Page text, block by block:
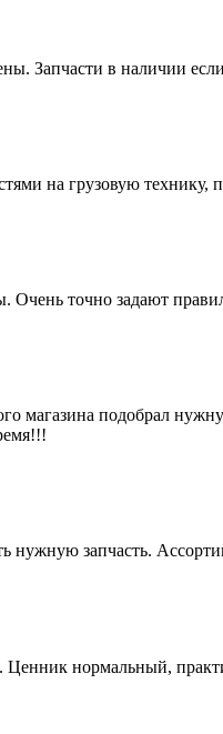
Запчасти в наличии
на грузовую
Очень точно задают
магазина подобрал
нужную запчасть.
нормальный,